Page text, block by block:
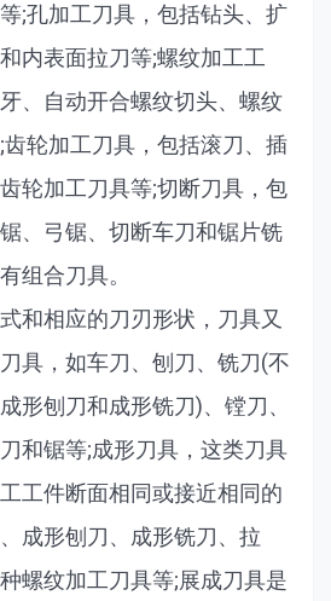
;孔加工刀具，包括钻头、扩
内表面拉刀等;螺纹加工工
、自动开合螺纹切头、螺纹
轮加工刀具，包括滚刀、插
轮加工刀具等;切断刀具，包
、弓锯、切断车刀和锯片铣
组合刀具。
相应的刀刃形状，刀具又
具，如车刀、刨刀、铣刀(不
形刨刀和成形铣刀)、镗刀、
和锯等;成形刀具，这类刀具
工件断面相同或接近相同的
成形刨刀、成形铣刀、拉
螺纹加工刀具等;展成刀具是